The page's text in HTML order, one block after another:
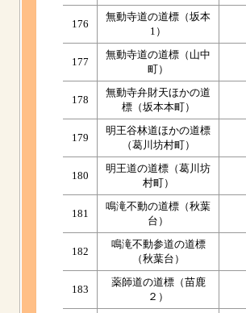
176
無動寺道の道標（坂本
1）
177
無動寺道の道標（山中
町）
178
無動寺弁財天ほかの道
標（坂本本町）
179
明王谷林道ほかの道標
（葛川坊村町）
180
明王道の道標（葛川坊
村町）
181
鳴滝不動の道標（秋葉
台）
182
鳴滝不動参道の道標
（秋葉台）
183
薬師道の道標（苗鹿
２）